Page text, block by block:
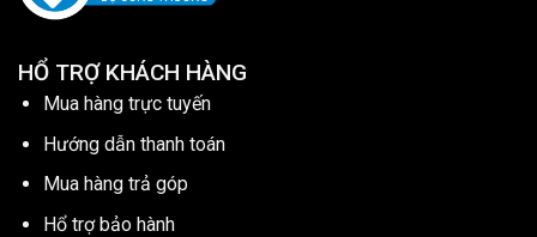
HỔ TRỢ KHÁCH HÀNG
Mua hàng trực tuyến
Hướng dẫn thanh toán
Mua hàng trả góp
Hổ trợ bảo hành